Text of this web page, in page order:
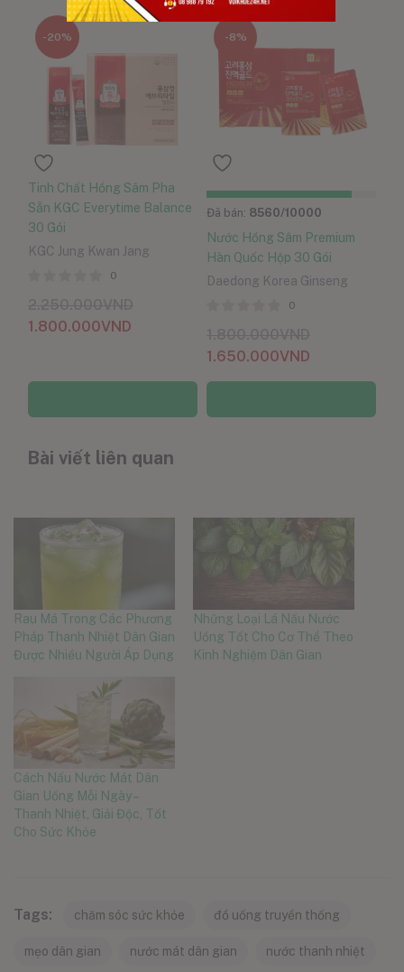
-20%
Tinh Chất Hồng Sâm Pha
Sẵn KGC Everytime Balance
30 Gói
KGC Jung Kwan Jang
0
1.800.000VND
-8%
Đã bán: 8560/10000
Nước Hồng Sâm Premium
Hàn Quốc Hộp 30 Gói
Daedong Korea Ginseng
0
1.650.000VND
Bài viết liên quan
Rau Má Trong Các Phương
Pháp Thanh Nhiệt Dân Gian
Được Nhiều Người Áp Dụng
Những Loại Lá Nấu Nước
Uống Tốt Cho Cơ Thể Theo
Kinh Nghiệm Dân Gian
Cách Nấu Nước Mát Dân
Gian Uống Mỗi Ngày –
Thanh Nhiệt, Giải Độc, Tốt
Cho Sức Khỏe
Tags: chăm sóc sức khỏe đồ uống truyền thống
mẹo dân gian nước mát dân gian nước thanh nhiệt